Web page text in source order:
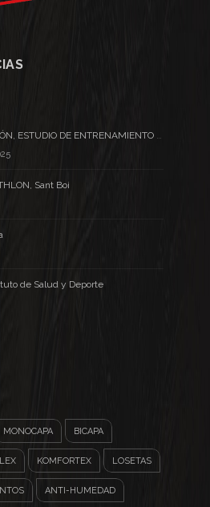
Sant Boi
de Salud y Deporte
MONOCAPA BICAPA
KOMFORTEX LOSETAS
ANTI-HUMEDAD